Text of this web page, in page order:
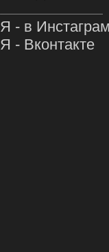
Я - в
Я - Вконтакте